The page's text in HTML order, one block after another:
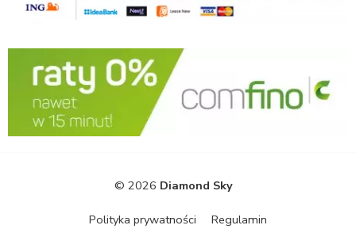
© 2026 Diamond Sky
Polityka prywatności Regulamin